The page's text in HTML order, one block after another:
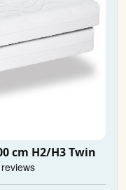
cm H2/H3 Twin